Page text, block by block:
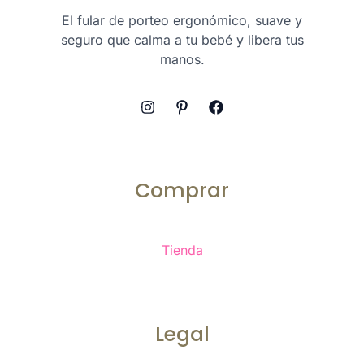
El fular de porteo ergonómico, suave y
seguro que calma a tu bebé y libera tus
manos.
Comprar
Tienda
Legal